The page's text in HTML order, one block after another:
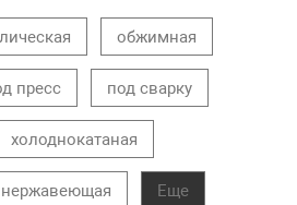
обжимная
пресс под сварку
холоднокатаная
нержавеющая Еще